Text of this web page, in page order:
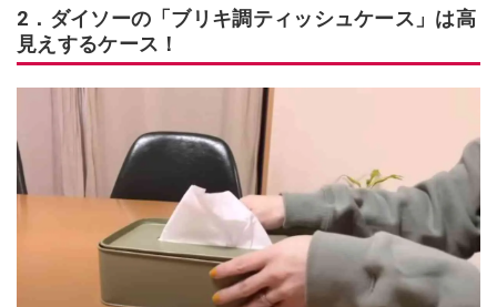
2．ダイソーの「ブリキ調ティッシュケース」は高
見えするケース！